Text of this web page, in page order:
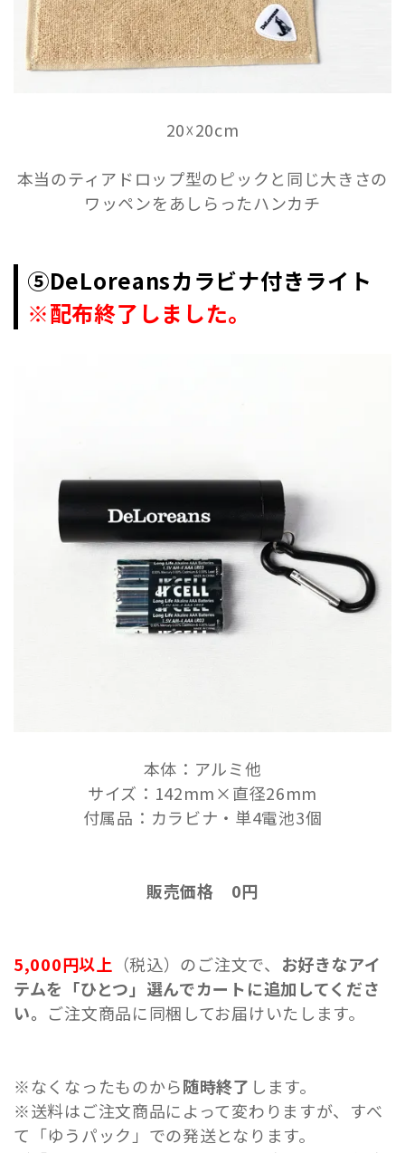
20☓20cm
本当のティアドロップ型のピックと同じ大きさの
ワッペンをあしらったハンカチ
⑤DeLoreansカラビナ付きライト
※配布終了しました。
本体：アルミ他
サイズ：142mm×直径26mm
付属品：カラビナ・単4電池3個
販売価格 0円
5,000円以上 （税込）のご注文で、 お好きなアイ
テムを「ひとつ」選んでカートに追加してくださ
い。 ご注文商品に同梱してお届けいたします。
※なくなったものから随時終了 します。
※送料はご注文商品によって変わりますが、すべ
て「ゆうパック」での発送となります。